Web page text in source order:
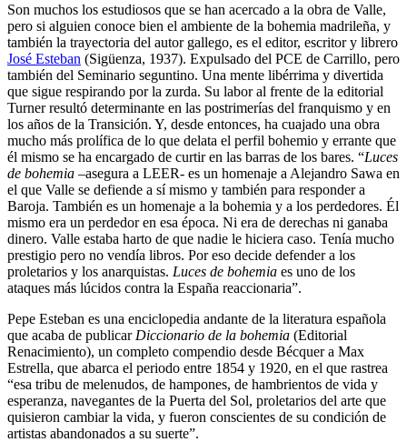
Son muchos los estudiosos que se han acercado a la obra de Valle,
pero si alguien conoce bien el ambiente de la bohemia madrileña, y
también la trayectoria del autor gallego, es el editor, escritor y librero
José Esteban (Sigüenza, 1937). Expulsado del PCE de Carrillo, pero
también del Seminario seguntino. Una mente libérrima y divertida
que sigue respirando por la zurda. Su labor al frente de la editorial
Turner resultó determinante en las postrimerías del franquismo y en
los años de la Transición. Y, desde entonces, ha cuajado una obra
mucho más prolífica de lo que delata el perfil bohemio y errante que
él mismo se ha encargado de curtir en las barras de los bares. “Luces
de bohemia –asegura a LEER- es un homenaje a Alejandro Sawa en
el que Valle se defiende a sí mismo y también para responder a
Baroja. También es un homenaje a la bohemia y a los perdedores. Él
mismo era un perdedor en esa época. Ni era de derechas ni ganaba
dinero. Valle estaba harto de que nadie le hiciera caso. Tenía mucho
prestigio pero no vendía libros. Por eso decide defender a los
proletarios y los anarquistas. Luces de bohemia es uno de los
ataques más lúcidos contra la España reaccionaria”.
Pepe Esteban es una enciclopedia andante de la literatura española
que acaba de publicar Diccionario de la bohemia (Editorial
Renacimiento), un completo compendio desde Bécquer a Max
Estrella, que abarca el periodo entre 1854 y 1920, en el que rastrea
“esa tribu de melenudos, de hampones, de hambrientos de vida y
esperanza, navegantes de la Puerta del Sol, proletarios del arte que
quisieron cambiar la vida, y fueron conscientes de su condición de
artistas abandonados a su suerte”.